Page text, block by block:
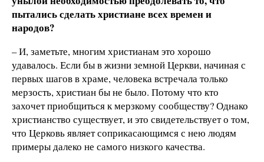
пытались сделать христиане всех времен и
народов?
– И, заметьте, многим христианам это хорошо
удавалось. Если бы в жизни земной Церкви, начиная с
первых шагов в храме, человека встречала только
мерзость, христиан бы не было. Потому что кто
захочет приобщиться к мерзкому сообществу? Однако
христианство существует, и это свидетельствует о том,
что Церковь являет соприкасающимся с нею людям
примеры далеко не самого низкого качества.